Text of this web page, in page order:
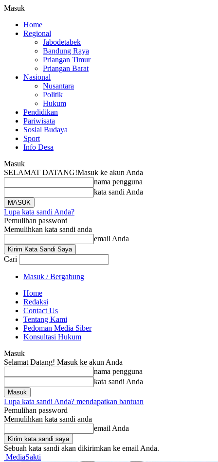
Masuk
Home
Regional
Jabodetabek
Bandung Raya
Priangan Timur
Priangan Barat
Nasional
Nusantara
Politik
Hukum
Pendidikan
Pariwisata
Sosial Budaya
Sport
Info Desa
Masuk
SELAMAT DATANG!Masuk ke akun Anda
nama pengguna
kata sandi Anda
Lupa kata sandi Anda?
Pemulihan password
Memulihkan kata sandi anda
email Anda
Cari
Masuk / Bergabung
Home
Redaksi
Contact Us
Tentang Kami
Pedoman Media Siber
Konsultasi Hukum
Masuk
Selamat Datang! Masuk ke akun Anda
nama pengguna
kata sandi Anda
Lupa kata sandi Anda? mendapatkan bantuan
Pemulihan password
Memulihkan kata sandi anda
email Anda
Sebuah kata sandi akan dikirimkan ke email Anda.
MediaSakti